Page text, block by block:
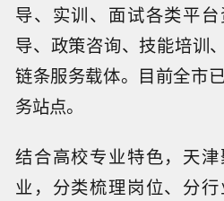
导、实训、面试各类平
导、政策咨询、技能培训
链条服务载体。目前全市
务站点。
结合高校专业特色，天
业，分类梳理岗位、分